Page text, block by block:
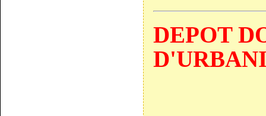
DEPOT